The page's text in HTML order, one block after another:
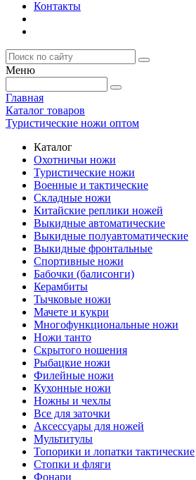
Контакты
Меню
Главная
Каталог товаров
Туристические ножи оптом
Каталог
Охотничьи ножи
Туристические ножи
Военные и тактические
Складные ножи
Китайские реплики ножей
Выкидные автоматические
Выкидные полуавтоматические
Выкидные фронтальные
Спортивные ножи
Бабочки (балисонги)
Керамбиты
Тычковые ножи
Мачете и кукри
Многофункциональные ножи
Ножи танто
Скрытого ношения
Рыбацкие ножи
Филейные ножи
Кухонные ножи
Ножны и чехлы
Все для заточки
Аксессуары для ножей
Мультитулы
Топорики и лопатки тактические
Стопки и фляги
Фонари